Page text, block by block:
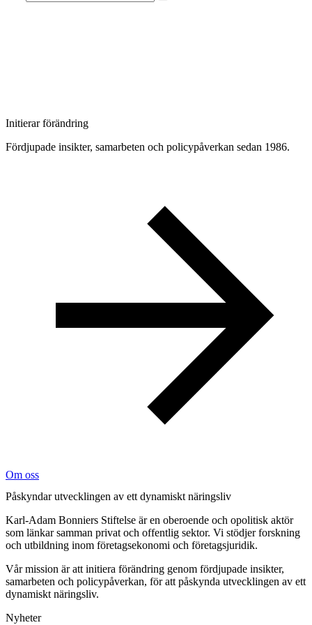
Initierar förändring
Fördjupade insikter, samarbeten och policypåverkan sedan 1986.
Om oss
Påskyndar utvecklingen av ett dynamiskt näringsliv
Karl-Adam Bonniers Stiftelse är en oberoende och opolitisk aktör
som länkar samman privat och offentlig sektor. Vi stödjer forskning
och utbildning inom företagsekonomi och företagsjuridik.
Vår mission är att initiera förändring genom fördjupade insikter,
samarbeten och policypåverkan, för att påskynda utvecklingen av ett
dynamiskt näringsliv.
Nyheter